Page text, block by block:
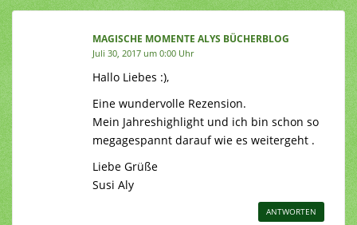
MAGISCHE MOMENTE ALYS BÜCHERBLOG
Juli 30, 2017 um 0:00 Uhr
Hallo Liebes :),
Eine wundervolle Rezension.
Mein Jahreshighlight und ich bin schon so
megagespannt darauf wie es weitergeht .
Liebe Grüße
Susi Aly
ANTWORTEN